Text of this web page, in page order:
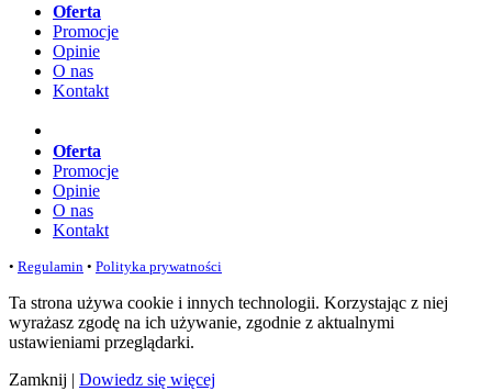
Oferta
Promocje
Opinie
O nas
Kontakt
Oferta
Promocje
Opinie
O nas
Kontakt
• Regulamin • Polityka prywatności
Ta strona używa cookie i innych technologii. Korzystając z niej
wyrażasz zgodę na ich używanie, zgodnie z aktualnymi
ustawieniami przeglądarki.
Zamknij | Dowiedz się więcej